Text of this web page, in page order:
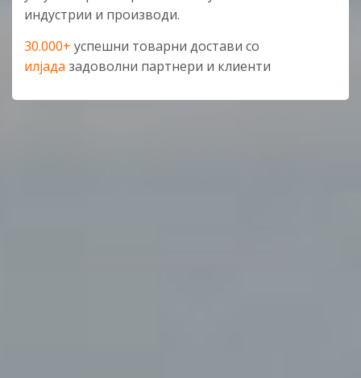
индустрии и производи.
30.000+ успешни товарни достави со
илјада задоволни партнери и клиенти